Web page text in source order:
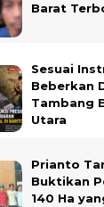
Barat
Sesuai
Beberkan
Tambang
Utara
Prianto
Buktikan
140 Ha